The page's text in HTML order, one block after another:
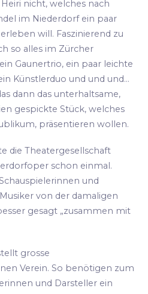
nicht, welches nach
im Niederdorf ein paar
will. Faszinierend zu
so alles im Zürcher
Gaunertrio, ein paar leichte
Künstlerduo und und und...
dann das unterhaltsame,
gespickte Stück, welches
präsentieren wollen.
die Theatergesellschaft
schon einmal.
und
von der damaligen
gesagt „zusammen mit
grosse
Verein. So benötigen zum
und Darsteller ein